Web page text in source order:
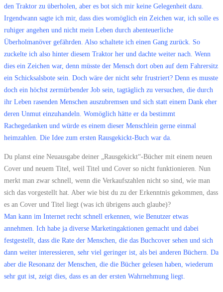
den Traktor zu überholen, aber es bot sich mir keine Gelegenheit dazu.
Irgendwann sagte ich mir, dass dies womöglich ein Zeichen war, ich solle es
ruhiger angehen und nicht mein Leben durch abenteuerliche
Überholmanöver gefährden. Also schaltete ich einen Gang zurück. So
zuckelte ich also hinter diesem Traktor her und dachte weiter nach. Wenn
dies ein Zeichen war, denn müsste der Mensch dort oben auf dem Fahrersitz
ein Schicksalsbote sein. Doch wäre der nicht sehr frustriert? Denn es musste
doch ein höchst zermürbender Job sein, tagtäglich zu versuchen, die durch
ihr Leben rasenden Menschen auszubremsen und sich statt einem Dank eher
deren Unmut einzuhandeln. Womöglich hätte er da bestimmt
Rachegedanken und würde es einem dieser Menschlein gerne einmal
heimzahlen. Die Idee zum ersten Rausgekickt-Buch war da.
Du planst eine Neuausgabe deiner „Rausgekickt“-Bücher mit einem neuen
Cover und neuem Titel, weil Titel und Cover so nicht funktionieren. Nun
merkt man zwar schnell, wenn die Verkaufszahlen nicht so sind, wie man
sich das vorgestellt hat. Aber wie bist du zu der Erkenntnis gekommen, dass
es an Cover und Titel liegt (was ich übrigens auch glaube)?
Man kann im Internet recht schnell erkennen, wie Benutzer etwas
annehmen. Ich habe ja diverse Marketingaktionen gemacht und dabei
festgestellt, dass die Rate der Menschen, die das Buchcover sehen und sich
dann weiter interessieren, sehr viel geringer ist, als bei anderen Büchern. Da
aber die Resonanz der Menschen, die die Bücher gelesen haben, wiederum
sehr gut ist, zeigt dies, dass es an der ersten Wahrnehmung liegt.